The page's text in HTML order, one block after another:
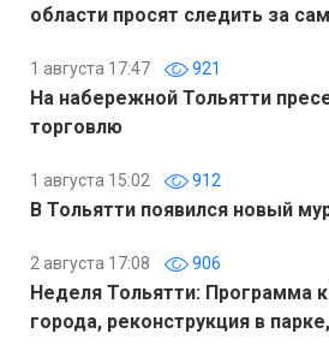
области просят следить за
1 августа 17:47 921
На набережной Тольятти
торговлю
1 августа 15:02 912
В Тольятти появился новый
2 августа 17:08 906
Неделя Тольятти: Программа
города, реконструкция в